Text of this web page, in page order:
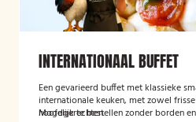
INTERNATIONAAL BUFFET
Een gevarieerd buffet met klassieke
internationale keuken, met zowel
hoofdgerechten.
Mogelijk te bestellen zonder borden